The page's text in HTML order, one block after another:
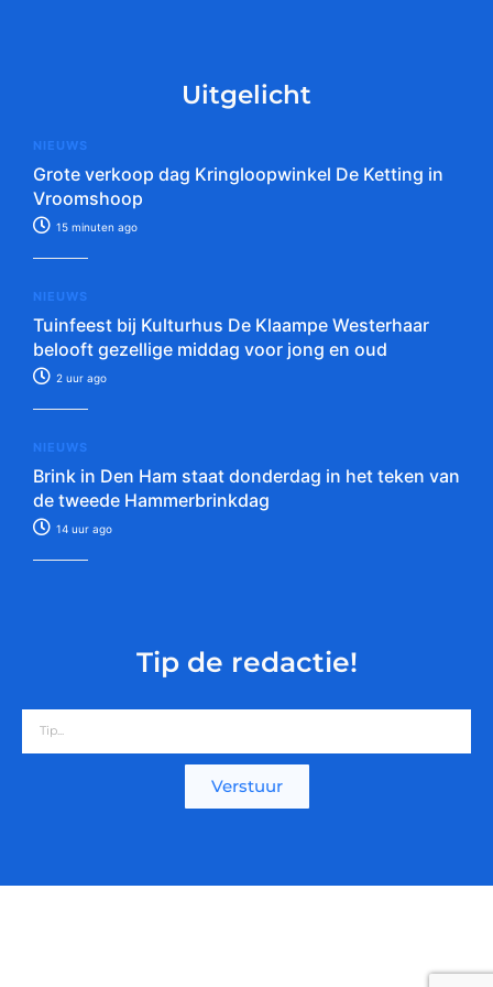
Uitgelicht
NIEUWS
Grote verkoop dag Kringloopwinkel De Ketting in
Vroomshoop
15 minuten ago
NIEUWS
Tuinfeest bij Kulturhus De Klaampe Westerhaar
belooft gezellige middag voor jong en oud
2 uur ago
NIEUWS
Brink in Den Ham staat donderdag in het teken van
de tweede Hammerbrinkdag
14 uur ago
Tip de redactie!
Verstuur